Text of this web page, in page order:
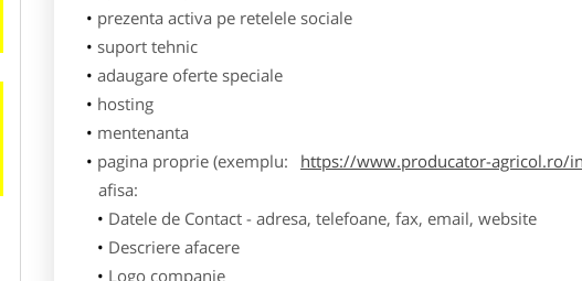
prezenta activa pe retelele sociale
suport tehnic
adaugare oferte speciale
hosting
mentenanta
pagina proprie (exemplu:
https://www.producator-agricol.ro/
afisa:
Datele de Contact - adresa, telefoane, fax, email, website
Descriere afacere
Logo companie